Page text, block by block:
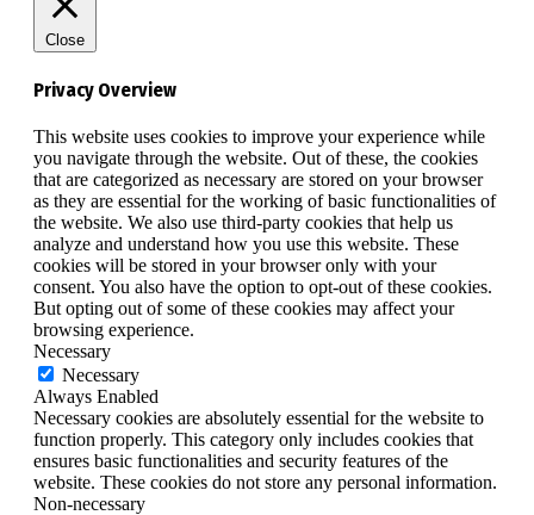
Close
Privacy Overview
This website uses cookies to improve your experience while
you navigate through the website. Out of these, the cookies
that are categorized as necessary are stored on your browser
as they are essential for the working of basic functionalities of
the website. We also use third-party cookies that help us
analyze and understand how you use this website. These
cookies will be stored in your browser only with your
consent. You also have the option to opt-out of these cookies.
But opting out of some of these cookies may affect your
browsing experience.
Necessary
Necessary
Always Enabled
Necessary cookies are absolutely essential for the website to
function properly. This category only includes cookies that
ensures basic functionalities and security features of the
website. These cookies do not store any personal information.
Non-necessary